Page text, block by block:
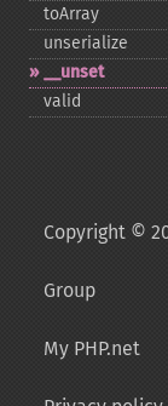
toArray
unserialize
_​_​unset
valid
Copyright ©
Group
My PHP.net